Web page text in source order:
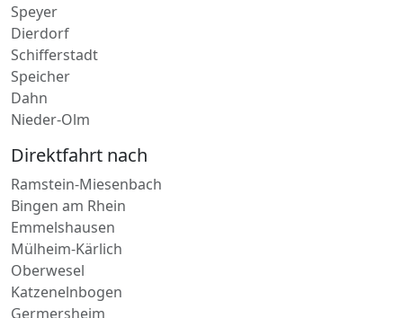
Mayen
Speyer
Dierdorf
Schifferstadt
Speicher
Dahn
Direktfahrt nach
Ramstein-Miesenbach
Bingen am Rhein
Emmelshausen
Mülheim-Kärlich
Oberwesel
Katzenelnbogen